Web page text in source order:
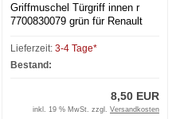
Griffmuschel Türgriff innen r
7700830079 grün für Renault
Lieferzeit: 3-4 Tage*
Bestand:
8,50 EUR
inkl. 19 % MwSt. zzgl. Versandkosten